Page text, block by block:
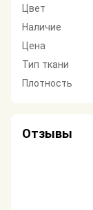
Цвет
Наличие
Цена
Тип ткани
Плотность
Отзывы